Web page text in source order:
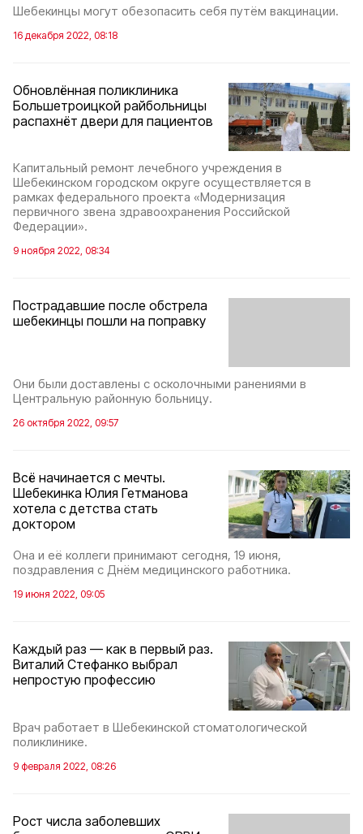
Шебекинцы могут обезопасить себя путём вакцинации.
16 декабря 2022, 08:18
Обновлённая поликлиника
Большетроицкой райбольницы
распахнёт двери для пациентов
Капитальный ремонт лечебного учреждения в
Шебекинском городском округе осуществляется в
рамках федерального проекта «Модернизация
первичного звена здравоохранения Российской
Федерации».
9 ноября 2022, 08:34
Пострадавшие после обстрела
шебекинцы пошли на поправку
Они были доставлены с осколочными ранениями в
Центральную районную больницу.
26 октября 2022, 09:57
Всё начинается с мечты.
Шебекинка Юлия Гетманова
хотела с детства стать
доктором
Она и её коллеги принимают сегодня, 19 июня,
поздравления с Днём медицинского работника.
19 июня 2022, 09:05
Каждый раз — как в первый раз.
Виталий Стефанко выбрал
непростую профессию
Врач работает в Шебекинской стоматологической
поликлинике.
9 февраля 2022, 08:26
Рост числа заболевших